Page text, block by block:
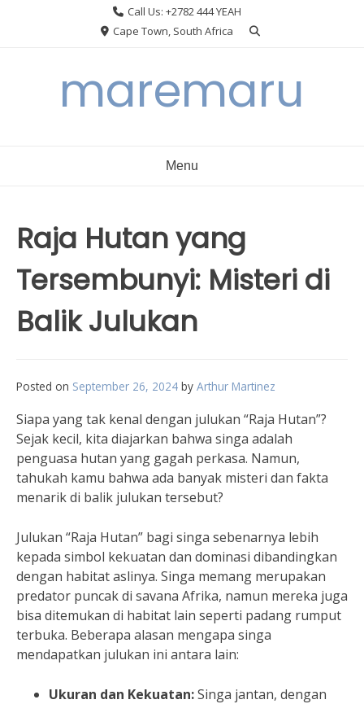
Call Us: +2782 444 YEAH
Cape Town, South Africa
maremaru
Menu
Raja Hutan yang
Tersembunyi: Misteri di
Balik Julukan
Posted on September 26, 2024 by Arthur Martinez
Siapa yang tak kenal dengan julukan “Raja Hutan”?
Sejak kecil, kita diajarkan bahwa singa adalah
penguasa hutan yang gagah perkasa. Namun,
tahukah kamu bahwa ada banyak misteri dan fakta
menarik di balik julukan tersebut?
Julukan “Raja Hutan” bagi singa sebenarnya lebih
kepada simbol kekuatan dan dominasi dibandingkan
dengan habitat aslinya. Singa memang merupakan
predator puncak di savana Afrika, namun mereka juga
bisa ditemukan di habitat lain seperti padang rumput
terbuka. Beberapa alasan mengapa singa
mendapatkan julukan ini antara lain:
Ukuran dan Kekuatan:Singa jantan, dengan